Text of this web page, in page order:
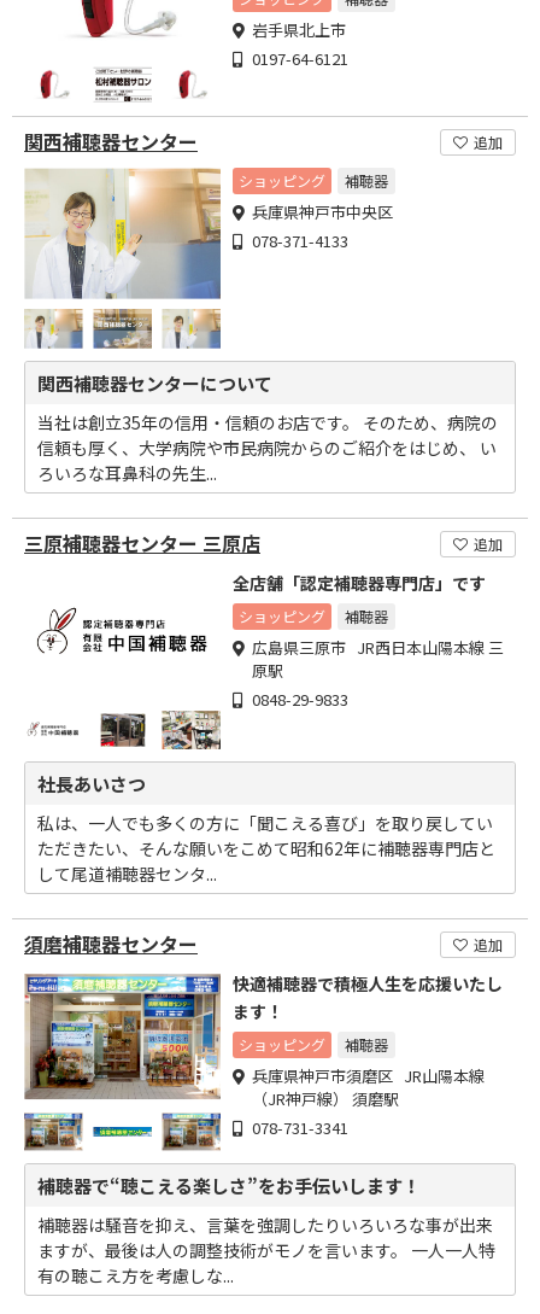
岩手県北上市
0197-64-6121
関西補聴器センター
追加
ショッピング
補聴器
兵庫県神戸市中央区
078-371-4133
関西補聴器センターについて
当社は創立35年の信用・信頼のお店です。 そのため、病院の
信頼も厚く、大学病院や市民病院からのご紹介をはじめ、 い
ろいろな耳鼻科の先生...
三原補聴器センター 三原店 追加
全店舗「認定補聴器専門店」です
ショッピング 補聴器
広島県三原市 JR西日本山陽本線 三
原駅
0848-29-9833
社長あいさつ
私は、一人でも多くの方に「聞こえる喜び」を取り戻してい
ただきたい、そんな願いをこめて昭和62年に補聴器専門店と
して尾道補聴器センタ...
須磨補聴器センター 追加
快適補聴器で積極人生を応援いたし
ます！
ショッピング 補聴器
兵庫県神戸市須磨区 JR山陽本線
（JR神戸線） 須磨駅
078-731-3341
補聴器で“聴こえる楽しさ”をお手伝いします！
補聴器は騒音を抑え、言葉を強調したりいろいろな事が出来
ますが、最後は人の調整技術がモノを言います。 一人一人特
有の聴こえ方を考慮しな...